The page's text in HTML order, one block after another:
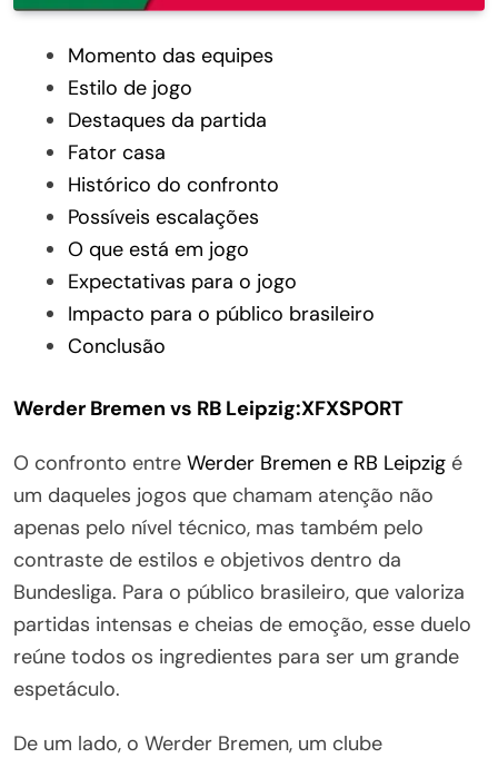
Momento das equipes
Estilo de jogo
Destaques da partida
Fator casa
Histórico do confronto
Possíveis escalações
O que está em jogo
Expectativas para o jogo
Impacto para o público brasileiro
Conclusão
Werder Bremen vs RB Leipzig:XFXSPORT
O confronto entre Werder Bremen e RB Leipzig é
um daqueles jogos que chamam atenção não
apenas pelo nível técnico, mas também pelo
contraste de estilos e objetivos dentro da
Bundesliga. Para o público brasileiro, que valoriza
partidas intensas e cheias de emoção, esse duelo
reúne todos os ingredientes para ser um grande
espetáculo.
De um lado, o Werder Bremen, um clube